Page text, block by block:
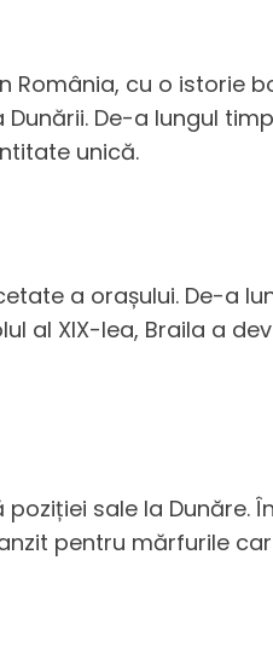
cu o istorie
De-a lungul
unică.
a orașului. De-a
al XIX-lea, Braila a
sale la Dunăre.
pentru mărfurile